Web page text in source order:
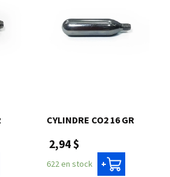
CYLINDRE CO2 16 GR
2,94 $
622 en stock +